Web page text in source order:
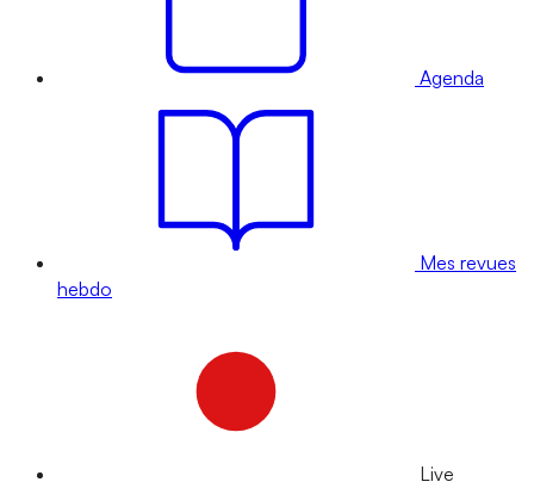
Agenda
Mes revues
hebdo
Live